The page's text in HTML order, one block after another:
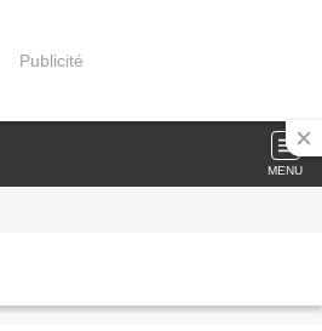
Publicité
MENU